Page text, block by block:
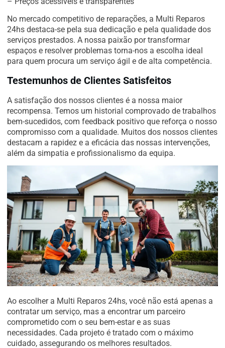
No mercado competitivo de reparações, a Multi Reparos
24hs destaca-se pela sua dedicação e pela qualidade dos
serviços prestados. A nossa paixão por transformar
espaços e resolver problemas torna-nos a escolha ideal
para quem procura um serviço ágil e de alta competência.
Testemunhos de Clientes Satisfeitos
A satisfação dos nossos clientes é a nossa maior
recompensa. Temos um historial comprovado de trabalhos
bem-sucedidos, com feedback positivo que reforça o nosso
compromisso com a qualidade. Muitos dos nossos clientes
destacam a rapidez e a eficácia das nossas intervenções,
além da simpatia e profissionalismo da equipa.
Ao escolher a Multi Reparos 24hs, você não está apenas a
contratar um serviço, mas a encontrar um parceiro
comprometido com o seu bem-estar e as suas
necessidades. Cada projeto é tratado com o máximo
cuidado, assegurando os melhores resultados.